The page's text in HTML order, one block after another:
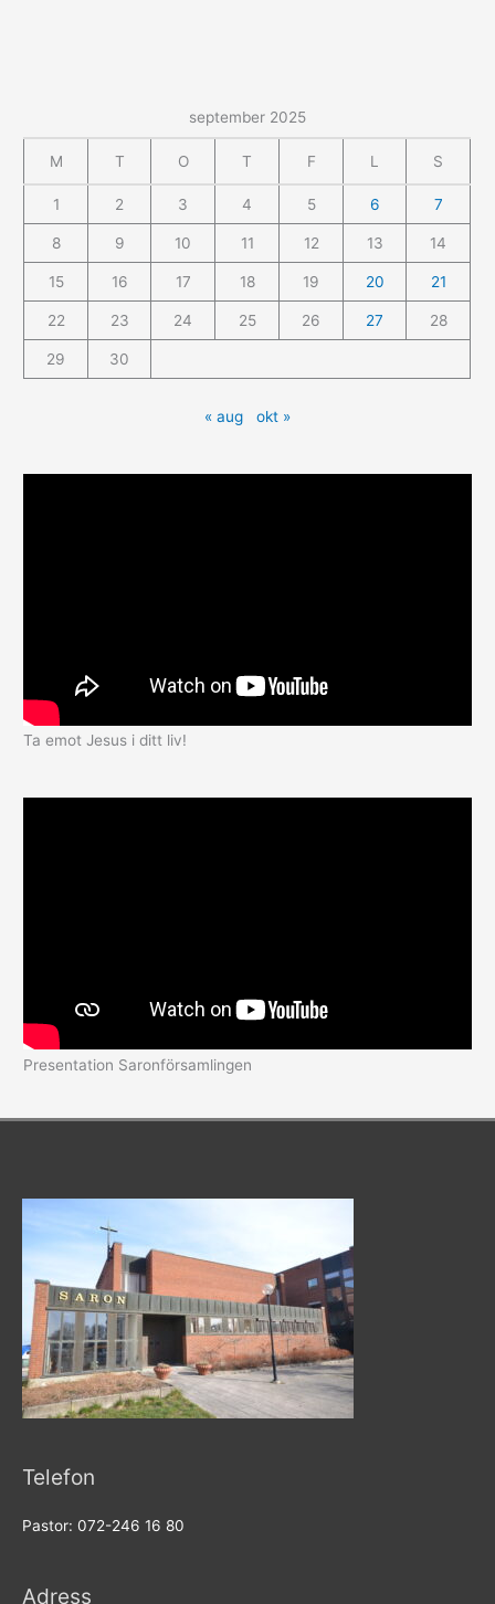
september 2025
M T O T F L S
1 2 3 4 5 6 7
8 9 10 11 12 13 14
15 16 17 18 19 20 21
22 23 24 25 26 27 28
29 30
« aug okt »
Ta emot Jesus i ditt liv!
Presentation Saronförsamlingen
Telefon
Pastor: 072-246 16 80
Adress